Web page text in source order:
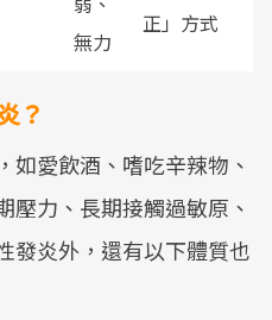
無力
正」方式
？
如愛飲酒、嗜吃辛辣物、
壓力、長期接觸過敏原、
發炎外，還有以下體質也